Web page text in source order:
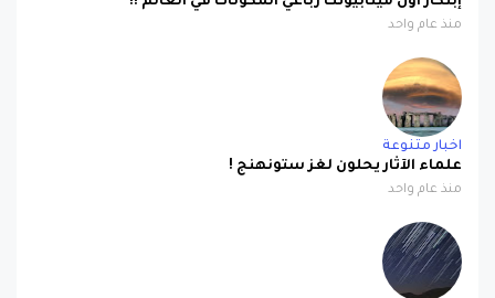
منذ عام واحد
اخبار متنوعة
علماء الآثار يحلون لغز ستونهنج !
منذ عام واحد